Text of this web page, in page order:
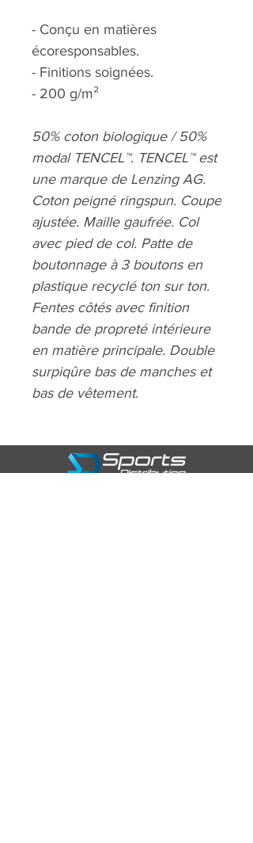
- Conçu en matières
écoresponsables.
- Finitions soignées.
- 200 g/m²
50% coton biologique / 50%
modal TENCEL™. TENCEL™ est
une marque de Lenzing AG.
Coton peigné ringspun. Coupe
ajustée. Maille gaufrée. Col
avec pied de col. Patte de
boutonnage à 3 boutons en
plastique recyclé ton sur ton.
Fentes côtés avec finition
bande de propreté intérieure
en matière principale. Double
surpiqûre bas de manches et
bas de vêtement.